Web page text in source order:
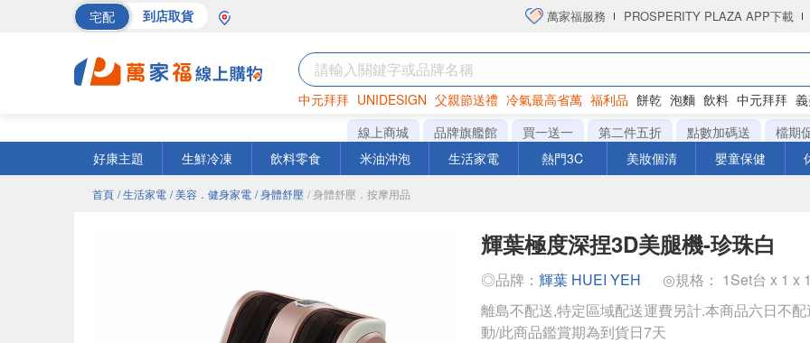
宅配 到店取貨 萬家福服務 PROSPERITY PLAZA APP下載
中元拜拜 UNIDESIGN 父親節送禮 冷氣最高省萬 福利品 餅乾 泡麵 飲料 中元拜拜
巧克力 罐頭 衛生紙
線上商城 品牌旗艦館 買一送一 第二件五折 點數加碼送
檔期
好康主題
生鮮冷凍 飲料零食 米油沖泡 生活家電 熱門3C 美妝個清 嬰童保健
首頁 / 生活家電 / 美容．健身家電 / 身體舒壓 / 身體舒壓．按摩用品
輝葉極度深捏3D美腿機-珍珠白
◎品牌： 輝葉 HUEI YEH
◎規格： 1Set台 x 1 x
離島不配送,特定區域配送運費另計.本商品六日不
動/此商品鑑賞期為到貨日7天